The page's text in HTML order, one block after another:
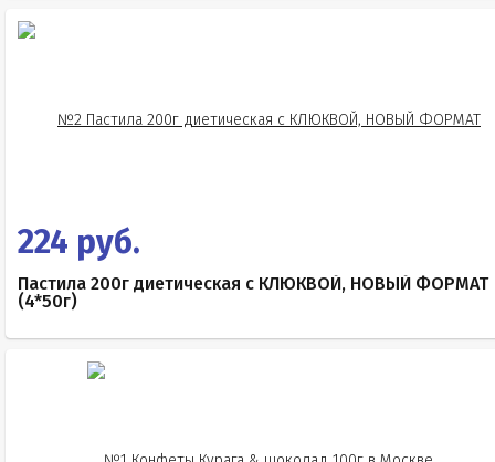
224 руб.
Пастила 200г диетическая с КЛЮКВОЙ, НОВЫЙ ФОРМАТ
(4*50г)